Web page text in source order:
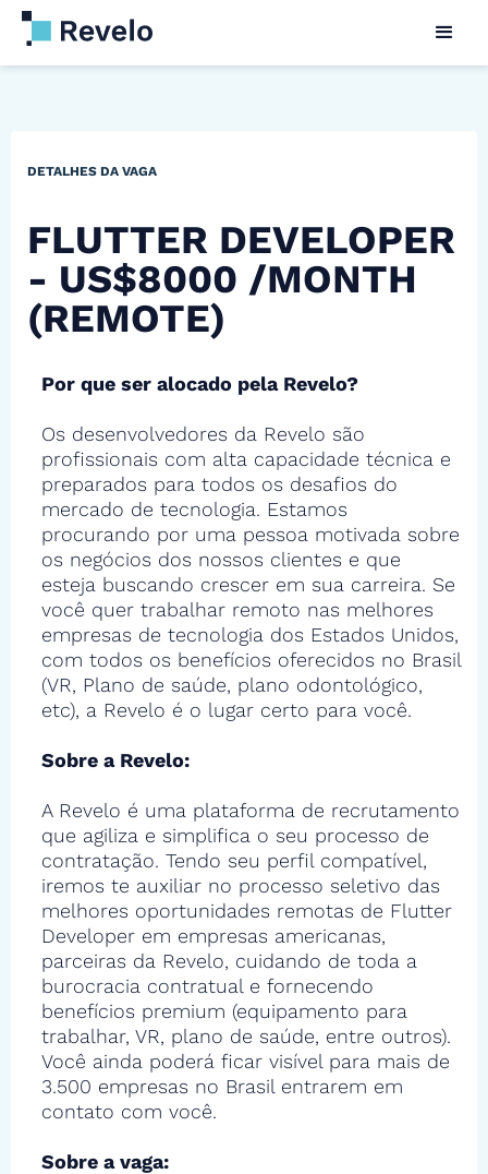
DETALHES DA VAGA
FLUTTER DEVELOPER
- US$8000 /MONTH
(REMOTE)
Por que ser alocado pela Revelo?
Os desenvolvedores da Revelo são
profissionais com alta capacidade técnica e
preparados para todos os desafios do
mercado de tecnologia. Estamos
procurando por uma pessoa motivada sobre
os negócios dos nossos clientes e que
esteja buscando crescer em sua carreira. Se
você quer trabalhar remoto nas melhores
empresas de tecnologia dos Estados Unidos,
com todos os benefícios oferecidos no Brasil
(VR, Plano de saúde, plano odontológico,
etc), a Revelo é o lugar certo para você.
Sobre a Revelo:
A Revelo é uma plataforma de recrutamento
que agiliza e simplifica o seu processo de
contratação. Tendo seu perfil compatível,
iremos te auxiliar no processo seletivo das
melhores oportunidades remotas de Flutter
Developer em empresas americanas,
parceiras da Revelo, cuidando de toda a
burocracia contratual e fornecendo
benefícios premium (equipamento para
trabalhar, VR, plano de saúde, entre outros).
Você ainda poderá ficar visível para mais de
3.500 empresas no Brasil entrarem em
contato com você.
Sobre a vaga: